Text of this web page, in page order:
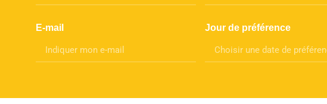
E-mail Jour de préférence